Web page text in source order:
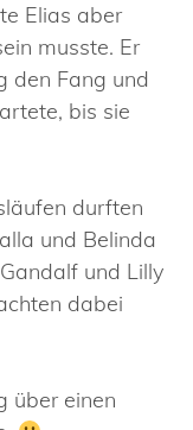
Elias aber
musste. Er
den Fang und
bis sie
durften
und Belinda
und Lilly
dabei
über einen